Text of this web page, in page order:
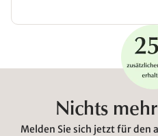
Nichts
Melden Sie sich jetzt für